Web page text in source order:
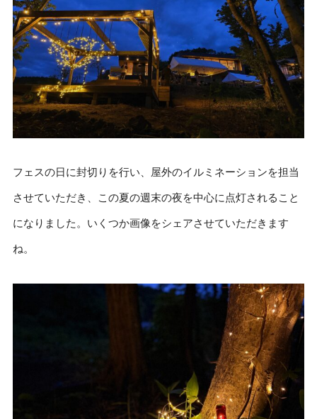
フェスの日に封切りを行い、屋外のイルミネーションを担当
させていただき、この夏の週末の夜を中心に点灯されること
になりました。いくつか画像をシェアさせていただきます
ね。